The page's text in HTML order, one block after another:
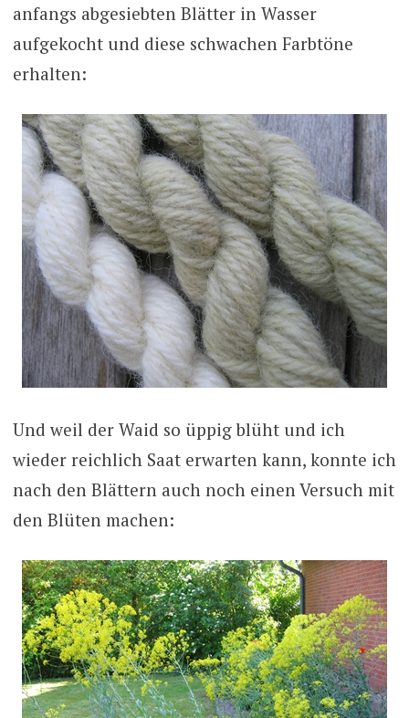
anfangs abgesiebten Blätter in Wasser
aufgekocht und diese schwachen Farbtöne
erhalten:
Und weil der Waid so üppig blüht und ich
wieder reichlich Saat erwarten kann, konnte ich
nach den Blättern auch noch einen Versuch mit
den Blüten machen: